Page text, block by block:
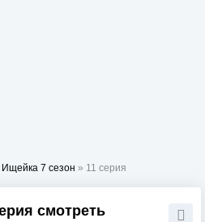
Ищейка 7 сезон » 11 серия
смотреть